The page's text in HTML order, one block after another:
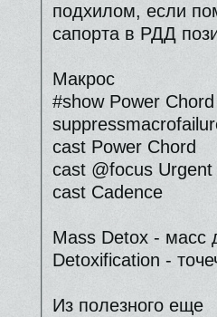
подхилом, если
сапорта в РДД
Макрос
#show Power Chord
cast Power Chord
cast @focus Urgent
cast Cadence
Mass Detox - масс
Detoxification -
Из полезного еще